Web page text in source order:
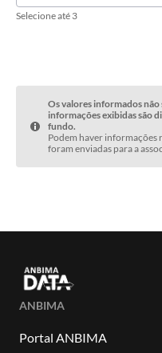
Selecione até 3
Os valores informados
informações exibidas são
fundo.
Podem haver informações
foram enviadas para a
ANBIMA
Portal ANBIMA